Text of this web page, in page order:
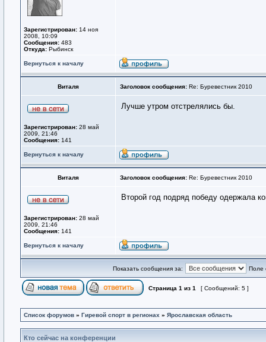
Зарегистрирован: 14 ноя
2008, 10:09
Сообщения: 483
Откуда: Рыбинск
Вернуться к началу
Виталя Заголовок сообщения: Re: Буревестник 2010
Зарегистрирован: 28 май
2009, 21:46
Сообщения: 141
Лучше утром отстрелялись бы.
Вернуться к началу
Виталя Заголовок сообщения: Re: Буревестник 2010
Зарегистрирован: 28 май
2009, 21:46
Сообщения: 141
Второй год подряд победу одержала
Вернуться к началу
Показать сообщения за: Поле
Страница 1 из 1 [ Сообщений: 5 ]
Список форумов » Гиревой спорт в регионах » Ярославская область
Кто сейчас на конференции